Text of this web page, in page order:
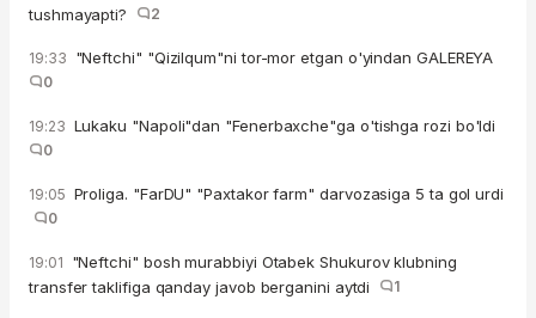
tushmayapti?
2
19:33 "Neftchi" "Qizilqum"ni tor-mor etgan o'yindan GALEREYA
0
19:23 Lukaku "Napoli"dan "Fenerbaxche"ga o'tishga rozi bo'ldi
0
19:05 Proliga. "FarDU" "Paxtakor farm" darvozasiga 5 ta gol urdi
0
19:01 "Neftchi" bosh murabbiyi Otabek Shukurov klubning
transfer taklifiga qanday javob berganini aytdi
1